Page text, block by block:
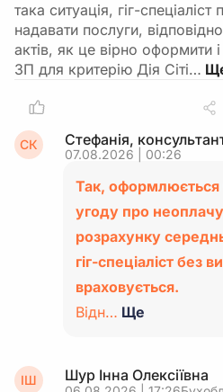
така ситуація, гіг-
надавати послуги,
актів, як це вірно оформити
ЗП для критерію Дія Сіті…
СК Стефанія,
07.08.2026 | 00:26
Так, оформлюється
угоду про
розрахунку
гіг-спеціаліст без
враховується.
Відн… Ще
ІШ Шур Інна Олексіївна